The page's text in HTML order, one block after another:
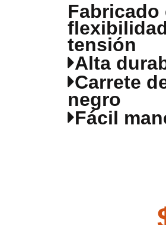
Fabricado
tensión
Alta
Carrete
negro
Fácil